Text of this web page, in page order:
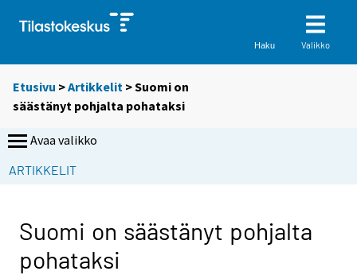
Haku Valikko
Etusivu >Artikkelit > Suomi on
säästänyt pohjalta pohataksi
Avaa valikko
ARTIKKELIT
Suomi on säästänyt pohjalta
pohataksi